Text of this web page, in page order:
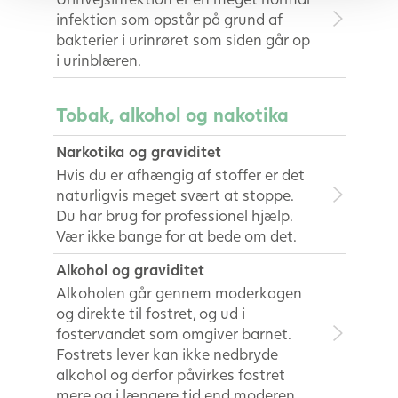
infektion som opstår på grund af
bakterier i urinrøret som siden går op
i urinblæren.
Tobak, alkohol og nakotika
Narkotika og graviditet
Hvis du er afhængig af stoffer er det
naturligvis meget svært at stoppe.
Du har brug for professionel hjælp.
Vær ikke bange for at bede om det.
Alkohol og graviditet
Alkoholen går gennem moderkagen
og direkte til fostret, og ud i
fostervandet som omgiver barnet.
Fostrets lever kan ikke nedbryde
alkohol og derfor påvirkes fostret